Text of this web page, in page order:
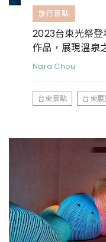
旅行景點
2023台東光祭登
作品，展現溫泉
Nara Chou
台東景點 台東展